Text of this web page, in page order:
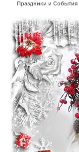
Праздники и События